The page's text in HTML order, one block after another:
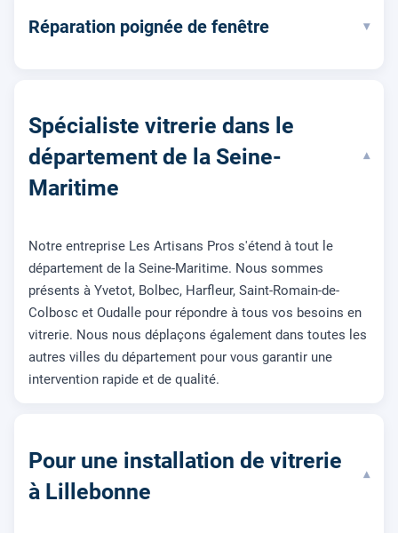
Réparation poignée de fenêtre ▾
Spécialiste vitrerie dans le
département de la Seine-
Maritime
▾
Notre entreprise Les Artisans Pros s'étend à tout le
département de la Seine-Maritime. Nous sommes
présents à Yvetot, Bolbec, Harfleur, Saint-Romain-de-
Colbosc et Oudalle pour répondre à tous vos besoins en
vitrerie. Nous nous déplaçons également dans toutes les
autres villes du département pour vous garantir une
intervention rapide et de qualité.
Pour une installation de vitrerie
à Lillebonne
▾